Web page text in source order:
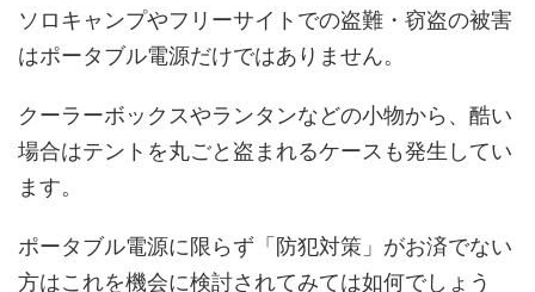
ソロキャンプやフリーサイトでの盗難・窃盗の被害
はポータブル電源だけではありません。
クーラーボックスやランタンなどの小物から、酷い
場合はテントを丸ごと盗まれるケースも発生 してい
ます。
ポータブル電源に限らず「防犯対策」がお済でない
方はこれを機会に検討されてみては如何でしょう